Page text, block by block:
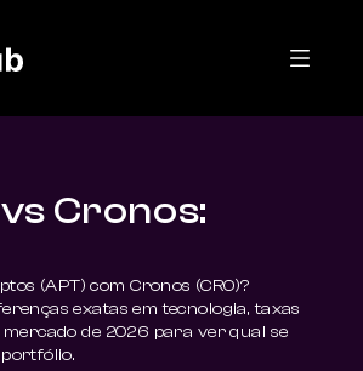
Cronos:
(APT) com Cronos (CRO)?
exatas em tecnologia, taxas
mercado de 2026 para ver qual se